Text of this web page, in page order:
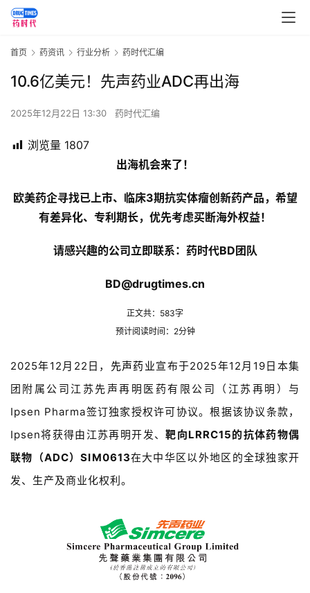
首页 药资讯 行业分析 药时代汇编
10.6亿美元！先声药业ADC再出海
2025年12月22日 13:30 药时代汇编
浏览量 1807
出海机会来了！
欧美药企寻找已上市、临床3期抗实体瘤创新药产品，希望
有差异化、专利期长，优先考虑买断海外权益！
请感兴趣的公司立即联系：药时代BD团队
BD@drugtimes.cn
正文共：583字
预计阅读时间：2分钟
2025年12月22日， 先声药业宣布于2025年12月19日本集
团附属公司江苏先声再明医药有限公司（江苏再明）与
Ipsen Pharma签订独家授权许可协议。根据该协议条款，
Ipsen将获得由江苏再明开发、靶向LRRC15的抗体药物偶
联物（ADC）SIM0613在大中华区以外地区的全球独家开
发、生产及商业化权利。